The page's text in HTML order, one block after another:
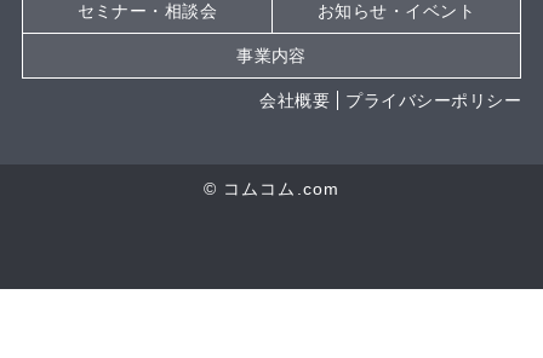
セミナー・相談会 お知らせ・イベント
事業内容
会社概要 プライバシーポリシー
© コムコム.com